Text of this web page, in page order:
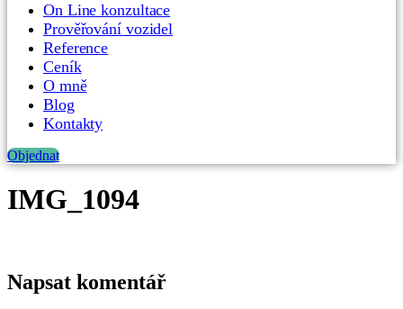
On Line konzultace
Prověřování vozidel
Reference
Ceník
O mně
Blog
Kontakty
Objednat
IMG_1094
Napsat komentář